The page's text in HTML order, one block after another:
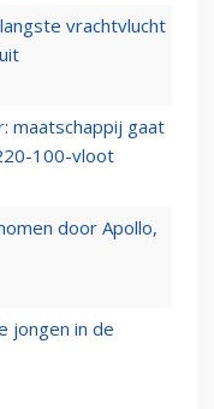
vrachtvlucht
maatschappij gaat
100-vloot
door Apollo,
jongen in de